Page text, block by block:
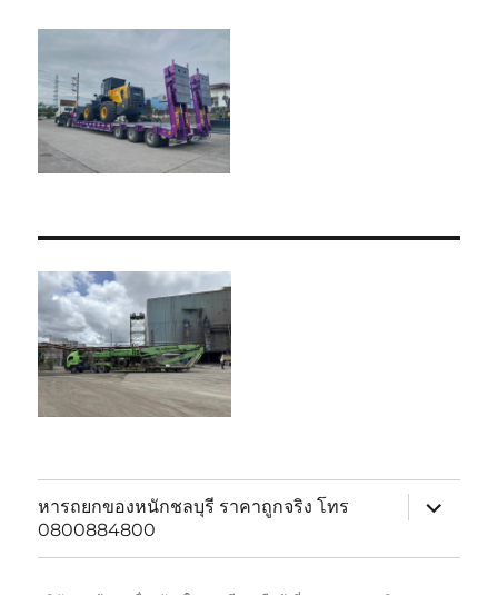
หารถยกของหนักชลบุรี ราคาถูกจริง โทร
0800884800
expand
child